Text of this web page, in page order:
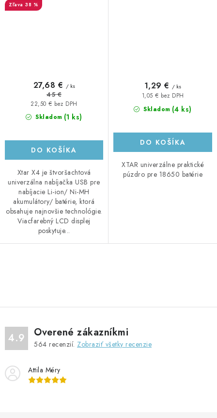
záložný zdroj el. energie
38 %
Skladom (1 ks)
22,50 € bez DPH
27,68 € / ks
45 €
DO KOŠÍKA
Xtar X4 je štvoršachtová
univerzálna nabíjačka USB pre
nabíjacie Li-ion/ Ni-MH
akumulátory/ batérie, ktorá
obsahuje najnovšie technológie.
Viacfarebný LCD displej
poskytuje...
Skladom (4 ks)
1,05 € bez DPH
1,29 € / ks
DO KOŠÍKA
XTAR univerzálne praktické
púzdro pre 18650 batérie
á
d
a
c
e
4.9 Overené zákazníkmi
564 recenzií. Zobraziť všetky recenzie
Attila Méry